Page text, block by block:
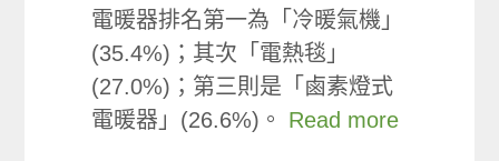
電暖器排名第一為「冷暖氣機」
(35.4%)；其次「電熱毯」
(27.0%)；第三則是「鹵素燈式
電暖器」(26.6%)。 Read more